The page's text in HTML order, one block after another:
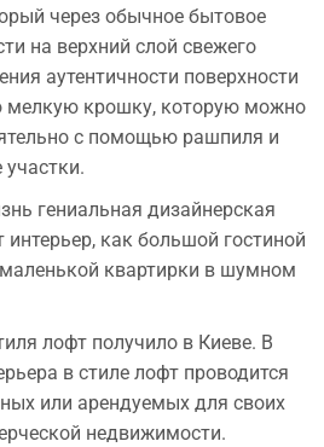
через обычное бытовое
на верхний слой свежего
аутентичности поверхности
мелкую крошку, которую можно
с помощью рашпиля и
гениальная дизайнерская
интерьер, как большой гостиной
квартирки в шумном
лофт получило в Киеве. В
в стиле лофт проводится
или арендуемых для своих
недвижимости.